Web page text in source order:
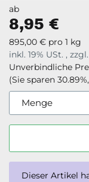
ab
8,95 €
895,00 € pro 1 kg
inkl. 19% USt. , zzgl.
Unverbindliche
(Sie sparen 30.89%
Menge
x
Dieser Artikel